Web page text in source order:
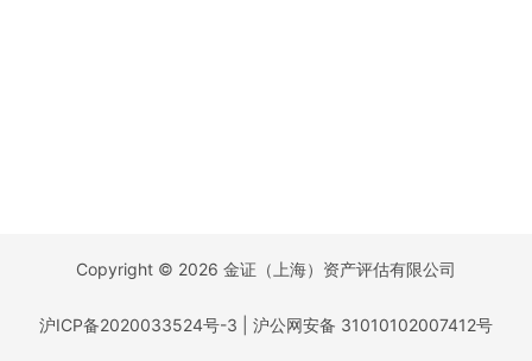
Copyright © 2026 金证（上海）资产评估有限公司
沪ICP备2020033524号-3 沪公网安备 31010102007412号